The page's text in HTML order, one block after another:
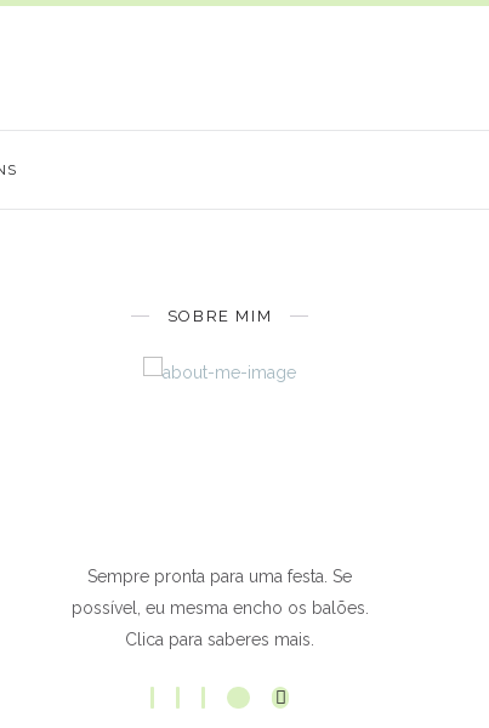
SOBRE MIM
Sempre pronta para uma festa. Se
possível, eu mesma encho os balões.
Clica para saberes mais.